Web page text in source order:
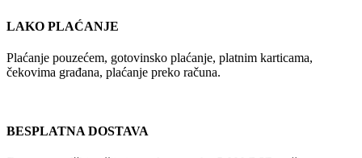
LAKO PLAĆANJE
Plaćanje pouzećem, gotovinsko plaćanje, platnim karticama,
čekovima građana, plaćanje preko računa.
BESPLATNA DOSTAVA